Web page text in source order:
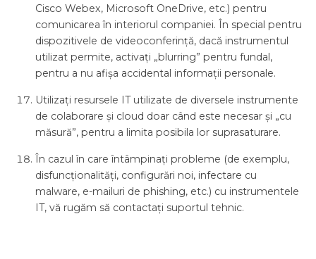
Cisco Webex, Microsoft OneDrive, etc.) pentru
comunicarea în interiorul companiei. În special pentru
dispozitivele de videoconferință, dacă instrumentul
utilizat permite, activați „blurring” pentru fundal,
pentru a nu afișa accidental informații personale.
Utilizați resursele IT utilizate de diversele instrumente
de colaborare și cloud doar când este necesar și „cu
măsură”, pentru a limita posibila lor suprasaturare.
În cazul în care întâmpinați probleme (de exemplu,
disfuncționalități, configurări noi, infectare cu
malware, e-mailuri de phishing, etc.) cu instrumentele
IT, vă rugăm să contactați suportul tehnic.